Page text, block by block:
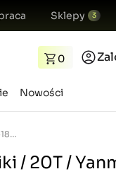
Sklepy 3
0
Nowości
Pierścień hydrauliki / 20T / Yanmar EF453T / 5-18-104-02
/ 20T /